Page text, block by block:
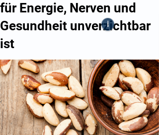
i
für Energie, Nerven und
Gesundheit unverzichtbar
ist